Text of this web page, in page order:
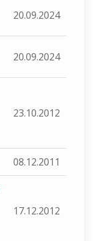
20.09.2024
20.09.2024
23.10.2012
08.12.2011
17.12.2012